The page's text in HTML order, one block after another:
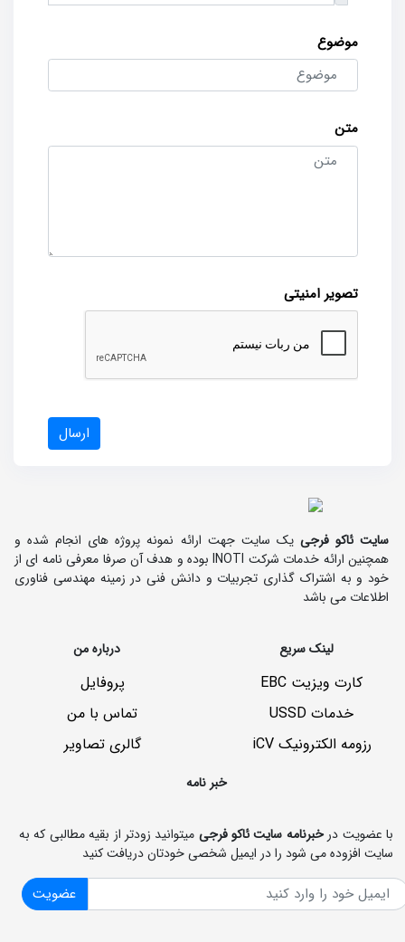
موضوع
متن
تصویر امنیتی
ارسال
سایت ئاکو فرجییک سایت جهت ارائه نمونه پروژه های انجام شده و
همچنین ارائه خدمات شرکت INOTI بوده و هدف آن صرفا معرفی نامه ای از
خود و به اشتراک گذاری تجربیات و دانش فنی در زمینه مهندسی فناوری
اطلاعات می باشد
لینک سریع
کارت ویزیت EBC
خدمات USSD
رزومه الکترونیک iCV
درباره من
پروفایل
تماس با من
گالری تصاویر
خبر نامه
با عضویت درخبرنامه سایت ئاکو فرجی میتوانید زودتر از بقیه مطالبی که به
سایت افزوده می شود را در ایمیل شخصی خودتان دریافت کنید
عضویت